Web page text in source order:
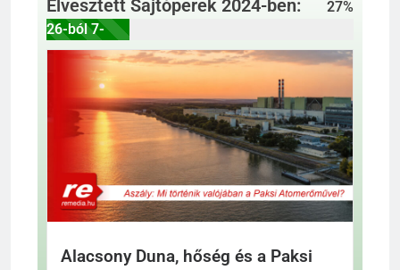
Elvesztett Sajtóperek 2024-ben: 27%
26-ból 7-
szer
Alacsony Duna, hőség és a Paksi